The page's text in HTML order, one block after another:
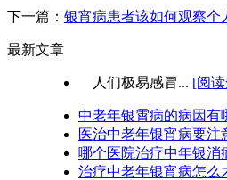
下一篇： 银宵病患者该如何观察个
最新文章
人们极易感冒... [阅
中老年银霄病的病因有
医治中老年银宵病要注
哪个医院治疗中年银消
治疗中老年银宵病怎么